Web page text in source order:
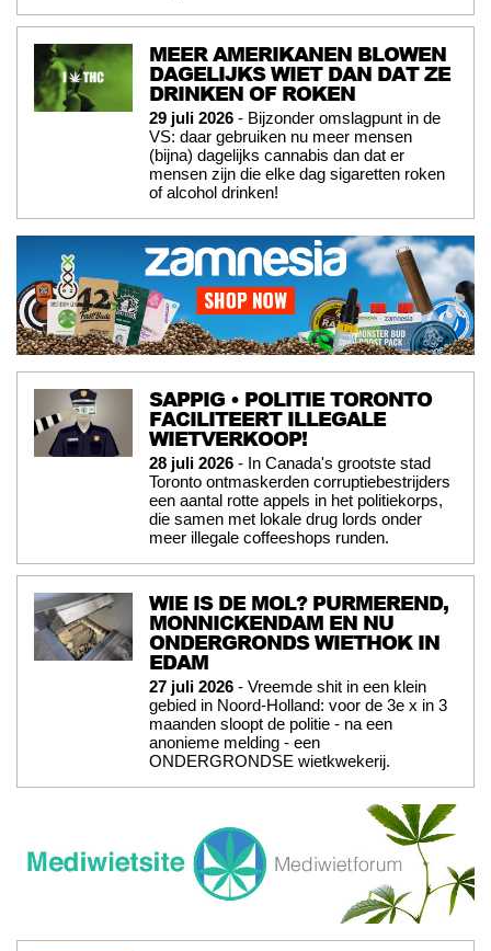
MEER AMERIKANEN BLOWEN
DAGELIJKS WIET DAN DAT ZE
DRINKEN OF ROKEN
29 juli 2026 - Bijzonder omslagpunt in de
VS: daar gebruiken nu meer mensen
(bijna) dagelijks cannabis dan dat er
mensen zijn die elke dag sigaretten roken
of alcohol drinken!
SAPPIG • POLITIE TORONTO
FACILITEERT ILLEGALE
WIETVERKOOP!
28 juli 2026 - In Canada's grootste stad
Toronto ontmaskerden corruptiebestrijders
een aantal rotte appels in het politiekorps,
die samen met lokale drug lords onder
meer illegale coffeeshops runden.
WIE IS DE MOL? PURMEREND,
MONNICKENDAM EN NU
ONDERGRONDS WIETHOK IN
EDAM
27 juli 2026 - Vreemde shit in een klein
gebied in Noord-Holland: voor de 3e x in 3
maanden sloopt de politie - na een
anonieme melding - een
ONDERGRONDSE wietkwekerij.